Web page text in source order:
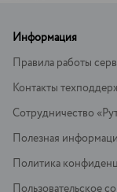
Информация
Правила работы
Контакты
Сотрудничество
Полезная
Политика
Пользовательское